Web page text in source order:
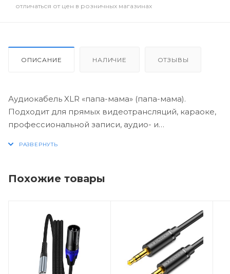
отличаться от цен в розничных магазинах
ОПИСАНИЕ НАЛИЧИЕ ОТЗЫВЫ
Аудиокабель XLR «папа-мама» (папа-мама).
Подходит для прямых видеотрансляций, караоке,
профессиональной записи, аудио- и
обеспечивает высокое качество звука, чистый и
поломок; прочный и долговечный; используется
для подключения микрофонов, микшерных
пультов, усилителей, динамиков и других
устройств.
Похожие товары